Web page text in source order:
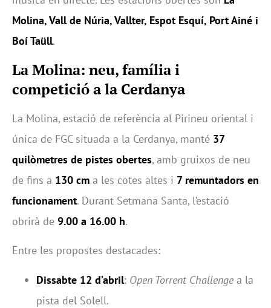
Molina, Vall de Núria, Vallter, Espot Esquí, Port Ainé i
Boí Taüll.
La Molina: neu, família i
competició a la Cerdanya
La Molina, estació de referència al Pirineu oriental i
única de FGC situada a la Cerdanya, manté 37
quilòmetres de pistes obertes, amb gruixos de neu
de fins a 130 cm a les cotes altes i 7 remuntadors en
funcionament. Durant Setmana Santa, l’estació
obrirà de 9.00 a 16.00 h.
Entre les propostes destacades:
Dissabte 12 d’abril: Open Torrent Challenge a la
pista del Solell.